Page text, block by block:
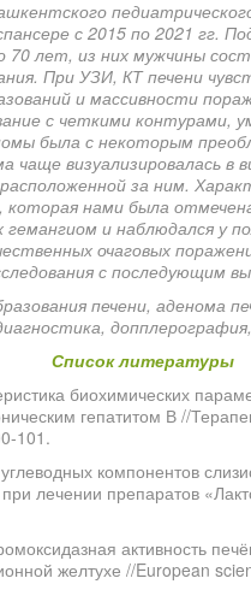
с 2015 по 2021 гг.
70 лет, из них мужчины
При УЗИ, КТ печени
и массивности
с четкими контурами,
была с некоторым
визуализировалась в
за ним.
которая нами была
и наблюдался у
очаговых
с последующим
печени, аденома
Список литературы
биохимических
гепатитом В //
101.
компонентов
при лечении препаратов
активность
желтухе //European